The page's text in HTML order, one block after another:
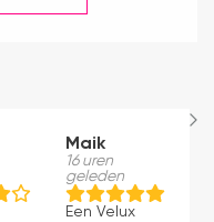
Maik
16 uren
geleden
Een Velux